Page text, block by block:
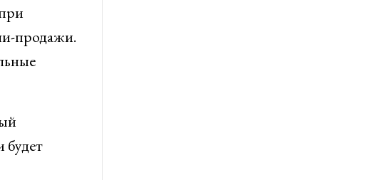
продажи.
будет